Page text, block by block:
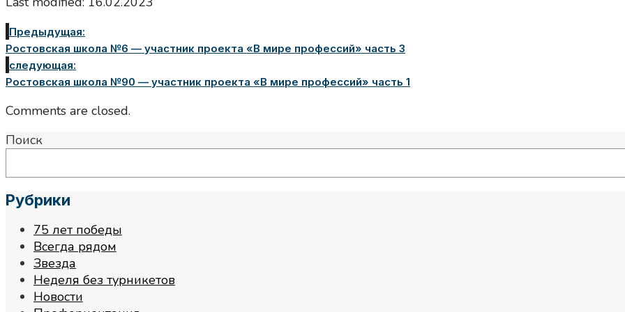
Предыдущая:
Ростовская школа №6 — участник проекта «В мире профессий» часть 3
следующая:
Ростовская школа №90 — участник проекта «В мире профессий» часть 1
Comments are closed.
Поиск
Рубрики
75 лет победы
Всегда рядом
Звезда
Неделя без турникетов
Новости